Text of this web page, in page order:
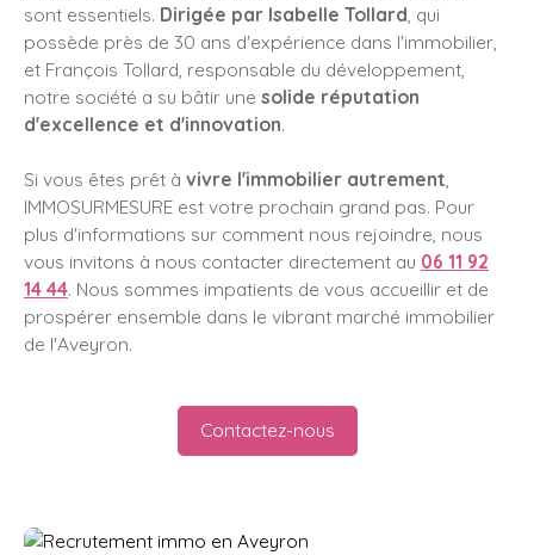
sont essentiels. Dirigée par Isabelle Tollard , qui
possède près de 30 ans d'expérience dans l'immobilier,
et François Tollard, responsable du développement,
notre société a su bâtir une solide réputation
d'excellence et d'innovation.
Si vous êtes prêt à vivre l'immobilier autrement
IMMOSURMESURE est votre prochain grand pas. Pour
plus d'informations sur comment nous rejoindre, nous
vous invitons à nous contacter directement au 06 11 92
14 44. Nous sommes impatients de vous accueillir et de
prospérer ensemble dans le vibrant marché immobilier
de l'Aveyron.
Contactez-nous